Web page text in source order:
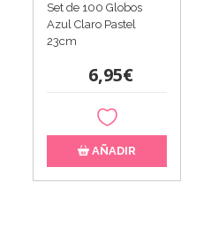
Set de 100 Globos
Azul Claro Pastel
23cm
6,95€
AÑADIR